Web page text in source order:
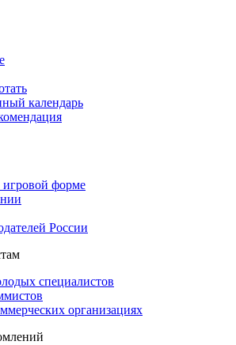
календарь
форме
России
специалистов
организациях